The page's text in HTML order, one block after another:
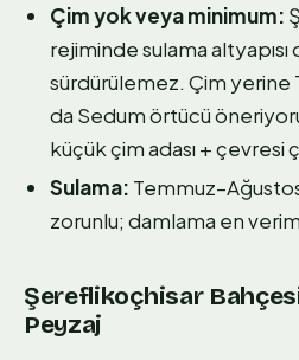
Çim yok veya minimum:
rejiminde sulama
sürdürülemez. Çim yerine
da Sedum örtücü
küçük çim adası + çevresi
Sulama:
zorunlu; damlama en
Şereflikoçhisar
Peyzaj